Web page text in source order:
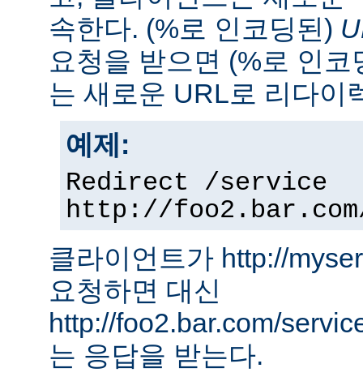
속한다. (%로 인코딩된)
요청을 받으면 (%로 인
는 새로운 URL로 리다이
예제:
Redirect /service
http://
클라이언트가 http://
요청하면 대신
http://foo2.bar.com/
는 응답을 받는다.